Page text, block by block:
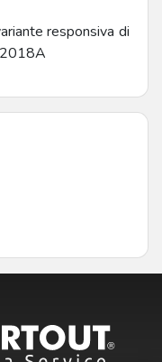
responsiva di